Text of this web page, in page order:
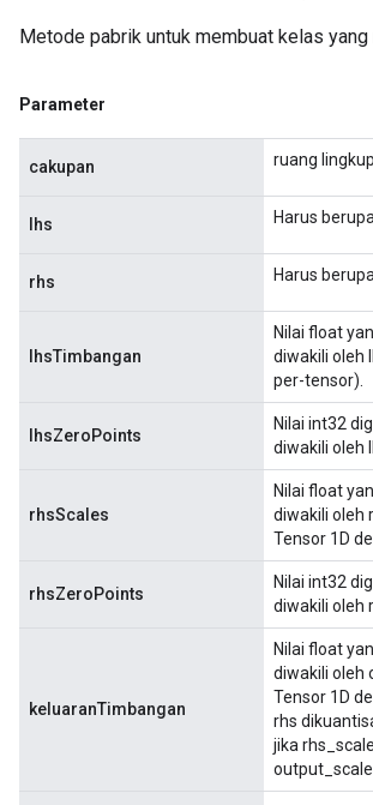
Metode pabrik untuk membuat kelas
Parameter
cakupan ruang
lhs Harus
rhs Harus
lhsTimbangan
Nilai float
diwakili oleh
per-tensor).
lhsZeroPoints
Nilai int32
diwakili oleh
rhsScales
Nilai float
diwakili oleh
Tensor 1D
rhsZeroPoints
Nilai int32
diwakili oleh
keluaranTimbangan
Nilai float
diwakili oleh
Tensor 1D
rhs
jika